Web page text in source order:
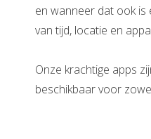
en wanneer dat ook is
van tijd, locatie en
Onze krachtige apps
beschikbaar voor